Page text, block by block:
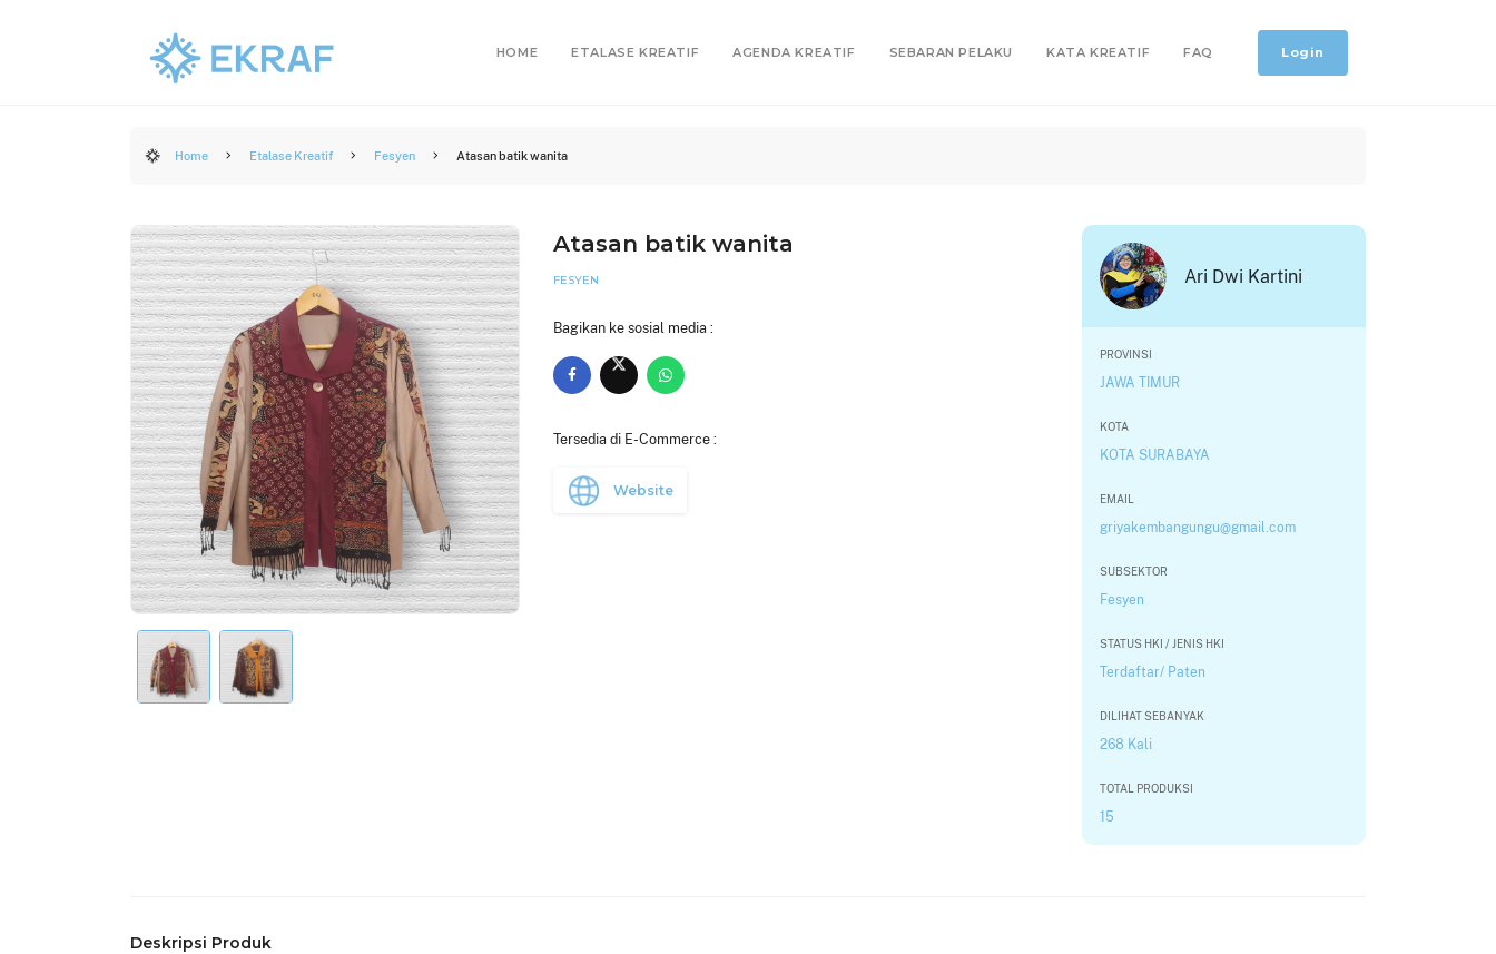
HOME ETALASE KREATIF AGENDA KREATIF SEBARAN PELAKU KATA KREATIF FAQ Login
Home Etalase Kreatif Fesyen Atasan batik wanita
Atasan batik wanita
FESYEN
Bagikan ke sosial media :
Tersedia di E-Commerce :
Website
Ari Dwi Kartini
PROVINSI
JAWA TIMUR
KOTA
KOTA SURABAYA
EMAIL
griyakembangungu@gmail.com
SUBSEKTOR
Fesyen
STATUS HKI / JENIS HKI
Terdaftar/ Paten
DILIHAT SEBANYAK
268 Kali
TOTAL PRODUKSI
15
Deskripsi Produk